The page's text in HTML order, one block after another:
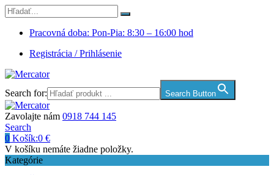
Pracovná doba: Pon-Pia: 8:30 – 16:00 hod
Registrácia / Prihlásenie
Search for: Search Button
Zavolajte nám 0918 744 145
Search
0 Košík:0 €
V košíku nemáte žiadne položky.
Kategórie